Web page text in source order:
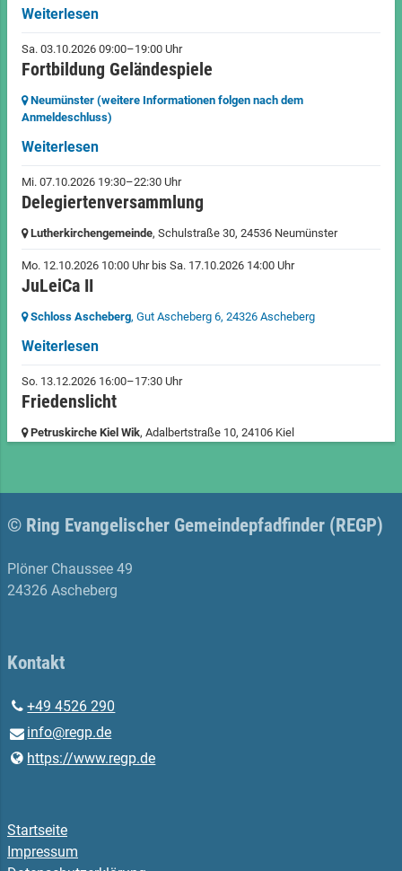
Weiterlesen
Sa. 03.10.2026 09:00–19:00 Uhr
Fortbildung Geländespiele
Neumünster (weitere Informationen folgen nach dem
Anmeldeschluss)
Weiterlesen
Mi. 07.10.2026 19:30–22:30 Uhr
Delegiertenversammlung
Lutherkirchengemeinde, Schulstraße 30, 24536 Neumünster
Mo. 12.10.2026 10:00 Uhr bis Sa. 17.10.2026 14:00 Uhr
JuLeiCa II
Schloss Ascheberg, Gut Ascheberg 6, 24326 Ascheberg
Weiterlesen
So. 13.12.2026 16:00–17:30 Uhr
Friedenslicht
Petruskirche Kiel Wik, Adalbertstraße 10, 24106 Kiel
© Ring Evangelischer Gemeindepfadfinder (REGP)
Plöner Chaussee 49
24326 Ascheberg
Kontakt
+49 4526 290
info@​regp.​de
https://www.​regp.​de
Startseite
Impressum